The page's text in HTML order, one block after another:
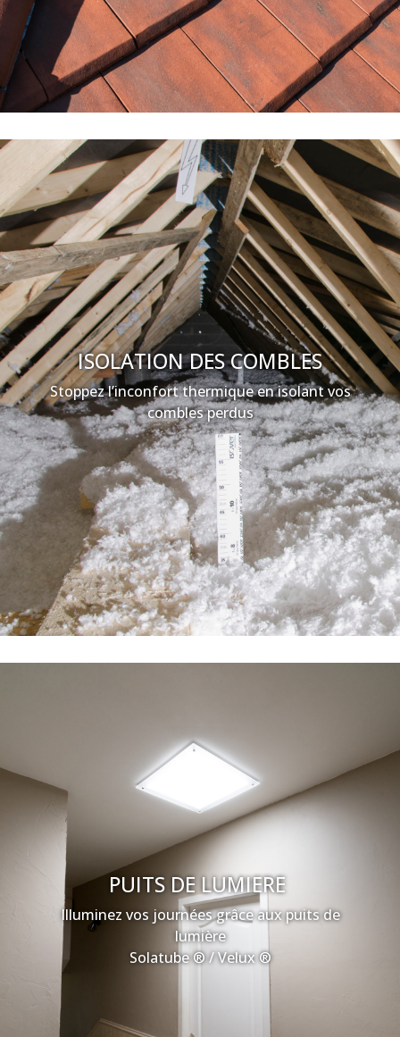
ISOLATION DES COMBLES
Stoppez l’inconfort thermique en isolant vos
combles perdus
PUITS DE LUMIERE
Illuminez vos journées grâce aux puits de
lumière
Solatube ® / Velux ®